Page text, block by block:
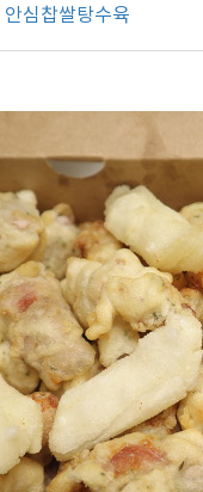
심찹쌀탕수육